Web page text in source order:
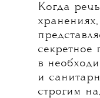
Когда
секретное
в
и
строгим